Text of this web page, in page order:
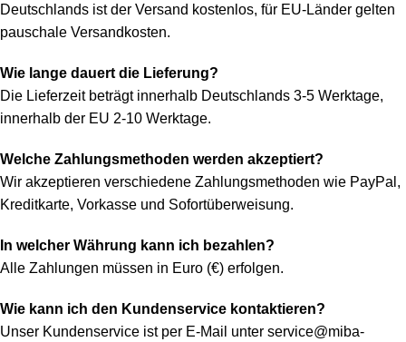
Deutschlands ist der Versand kostenlos, für EU-Länder gelten
pauschale Versandkosten.
Wie lange dauert die Lieferung?
Die Lieferzeit beträgt innerhalb Deutschlands 3-5 Werktage,
innerhalb der EU 2-10 Werktage.
Welche Zahlungsmethoden werden akzeptiert?
Wir akzeptieren verschiedene Zahlungsmethoden wie PayPal,
Kreditkarte, Vorkasse und Sofortüberweisung.
In welcher Währung kann ich bezahlen?
Alle Zahlungen müssen in Euro (€) erfolgen.
Wie kann ich den Kundenservice kontaktieren?
Unser Kundenservice ist per E-Mail unter service@miba-